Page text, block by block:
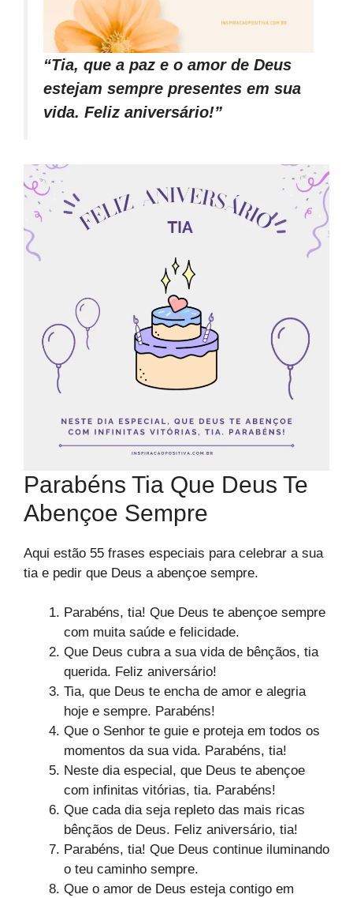
“Tia, que a paz e o amor de Deus
estejam sempre presentes em sua
vida. Feliz aniversário!”
Parabéns Tia Que Deus Te
Abençoe Sempre
Aqui estão 55 frases especiais para celebrar a sua
tia e pedir que Deus a abençoe sempre.
Parabéns, tia! Que Deus te abençoe sempre
com muita saúde e felicidade.
Que Deus cubra a sua vida de bênçãos, tia
querida. Feliz aniversário!
Tia, que Deus te encha de amor e alegria
hoje e sempre. Parabéns!
Que o Senhor te guie e proteja em todos os
momentos da sua vida. Parabéns, tia!
Neste dia especial, que Deus te abençoe
com infinitas vitórias, tia. Parabéns!
Que cada dia seja repleto das mais ricas
bênçãos de Deus. Feliz aniversário, tia!
Parabéns, tia! Que Deus continue iluminando
o teu caminho sempre.
Que o amor de Deus esteja contigo em